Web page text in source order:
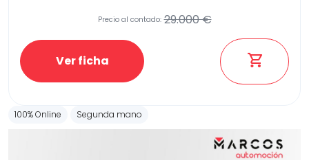
Precio al contado: 29.000 €
Ver ficha
100% Online Segunda mano